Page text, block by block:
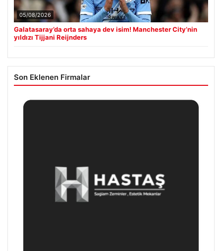
05/08/2026
Galatasaray’da orta sahaya dev isim! Manchester City’nin
yıldızı Tijjani Reijnders
Son Eklenen Firmalar